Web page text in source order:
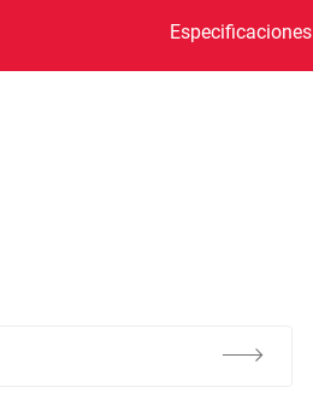
Especificaciones